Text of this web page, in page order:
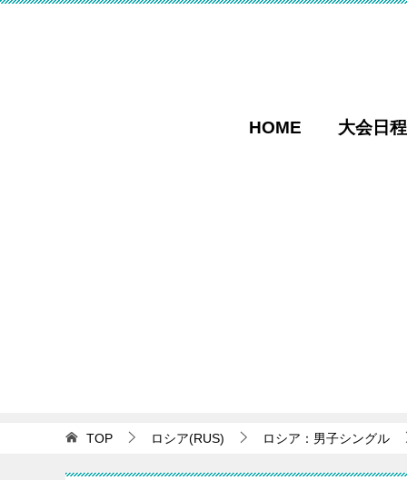
HOME 大会日
TOP ロシア(RUS) ロシア：男子シングル